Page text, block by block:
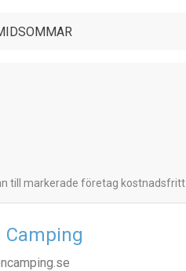
till markerade företag kostnadsfritt
Camping